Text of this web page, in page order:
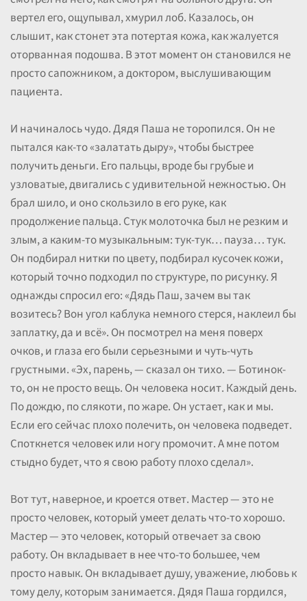
вертел его, ощупывал, хмурил лоб. Казалось, он
слышит, как стонет эта потертая кожа, как жалуется
оторванная подошва. В этот момент он становился не
просто сапожником, а доктором, выслушивающим
пациента.
И начиналось чудо. Дядя Паша не торопился. Он не
пытался как-то «залатать дыру», чтобы быстрее
получить деньги. Его пальцы, вроде бы грубые и
узловатые, двигались с удивительной нежностью. Он
брал шило, и оно скользило в его руке, как
продолжение пальца. Стук молоточка был не резким и
злым, а каким-то музыкальным: тук-тук… пауза… тук.
Он подбирал нитки по цвету, подбирал кусочек кожи,
который точно подходил по структуре, по рисунку. Я
однажды спросил его: «Дядь Паш, зачем вы так
возитесь? Вон угол каблука немного стерся, наклеил бы
заплатку, да и всё». Он посмотрел на меня поверх
очков, и глаза его были серьезными и чуть-чуть
грустными. «Эх, парень, — сказал он тихо. — Ботинок-
то, он не просто вещь. Он человека носит. Каждый день.
По дождю, по слякоти, по жаре. Он устает, как и мы.
Если его сейчас плохо полечить, он человека подведет.
Споткнется человек или ногу промочит. А мне потом
стыдно будет, что я свою работу плохо сделал».
Вот тут, наверное, и кроется ответ. Мастер — это не
просто человек, который умеет делать что-то хорошо.
Мастер — это человек, который отвечает за свою
работу. Он вкладывает в нее что-то большее, чем
просто навык. Он вкладывает душу, уважение, любовь к
тому делу, которым занимается. Дядя Паша гордился,